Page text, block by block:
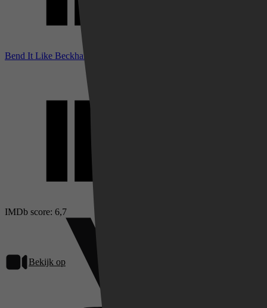
Bend It Like Beckham bij IMDb
IMDb score: 6,7
Bekijk op